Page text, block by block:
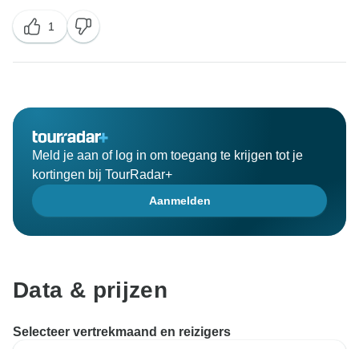
1
Meld je aan of log in om toegang te krijgen tot je
kortingen bij TourRadar+
Aanmelden
Data & prijzen
Selecteer vertrekmaand en reizigers